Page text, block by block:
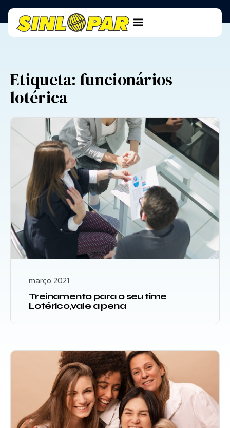
Etiqueta: funcionários
lotérica
março 2021
Treinamento para o seu time
Lotérico,vale a pena